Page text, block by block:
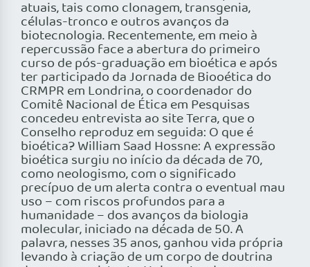
atuais, tais como clonagem, transgenia,
células-tronco e outros avanços da
biotecnologia. Recentemente, em meio à
repercussão face a abertura do primeiro
curso de pós-graduação em bioética e após
ter participado da Jornada de Biooética do
CRMPR em Londrina, o coordenador do
Comitê Nacional de Ética em Pesquisas
concedeu entrevista ao site Terra, que o
Conselho reproduz em seguida: O que é
bioética? William Saad Hossne: A expressão
bioética surgiu no início da década de 70,
como neologismo, com o significado
precípuo de um alerta contra o eventual mau
uso – com riscos profundos para a
humanidade – dos avanços da biologia
molecular, iniciado na década de 50. A
palavra, nesses 35 anos, ganhou vida própria
levando à criação de um corpo de doutrina